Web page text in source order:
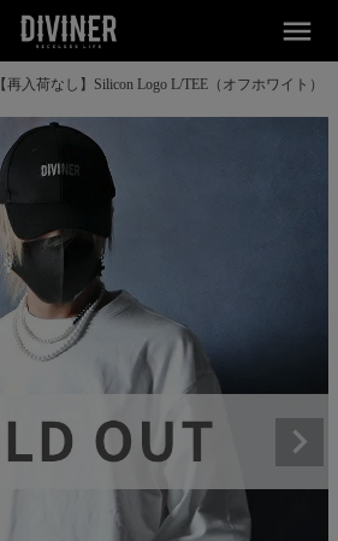
menu
【再入荷なし】Silicon Logo L/TEE（オフホワイト）